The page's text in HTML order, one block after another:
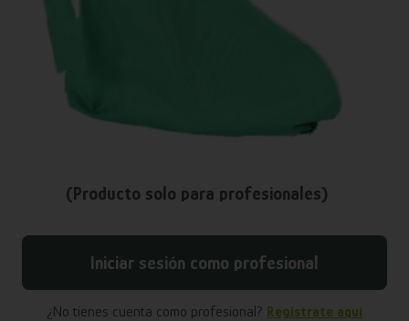
(Producto solo para profesionales)
Iniciar sesión como profesional
¿No tienes cuenta como profesional? Regístrate aquí